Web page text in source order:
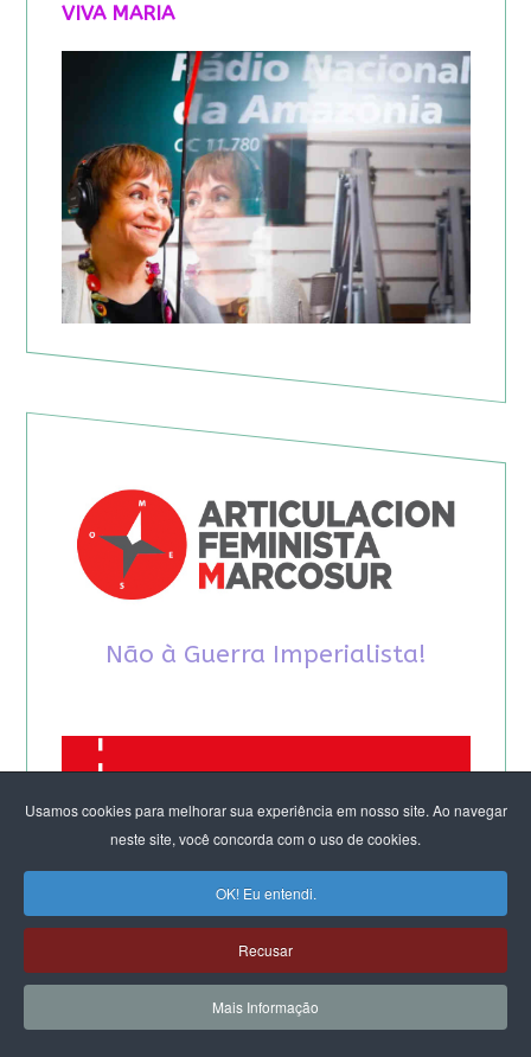
Usamos cookies para melhorar sua experiência em nosso site. Ao navegar
neste site, você concorda com o uso de cookies.
OK! Eu entendi.
Recusar
Mais Informação
VIVA MARIA
Não à Guerra Imperialista!